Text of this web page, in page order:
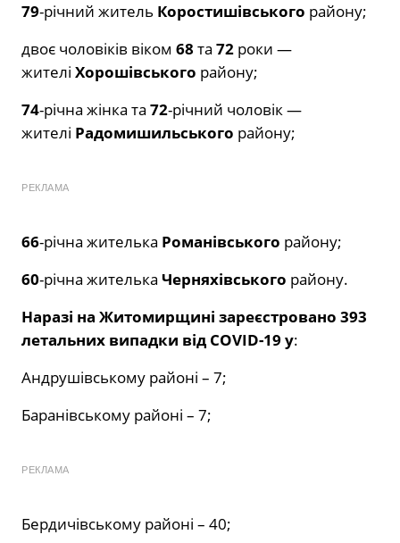
79-річний житель Коростишівського району;
двоє чоловіків віком 68 та 72 роки —
жителі Хорошівського району;
74-річна жінка та 72-річний чоловік —
жителі Радомишильського району;
РЕКЛАМА
66-річна жителька Романівського району;
60-річна жителька Черняхівського району.
Наразі на Житомирщині зареєстровано 393
летальних випадки від COVID-19 у:
Андрушівському районі – 7;
Баранівському районі – 7;
РЕКЛАМА
Бердичівському районі – 40;